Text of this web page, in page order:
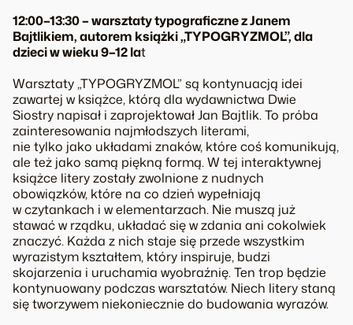
12:00–13:30 – warsztaty typograficzne z Janem
Bajtlikiem, autorem książki „TYPOGRYZMOL”, dla
dzieci w wieku 9–12 lat
Warsztaty „TYPOGRYZMOL” są kontynuacją idei
zawartej w książce, którą dla wydawnictwa Dwie
Siostry napisał i zaprojektował Jan Bajtlik. To próba
zainteresowania najmłodszych literami,
nie tylko jako układami znaków, które coś komunikują,
ale też jako samą piękną formą. W tej interaktywnej
książce litery zostały zwolnione z nudnych
obowiązków, które na co dzień wypełniają
w czytankach i w elementarzach. Nie muszą już
stawać w rządku, układać się w zdania ani cokolwiek
znaczyć. Każda z nich staje się przede wszystkim
wyrazistym kształtem, który inspiruje, budzi
skojarzenia i uruchamia wyobraźnię. Ten trop będzie
kontynuowany podczas warsztatów. Niech litery staną
się tworzywem niekoniecznie do budowania wyrazów.